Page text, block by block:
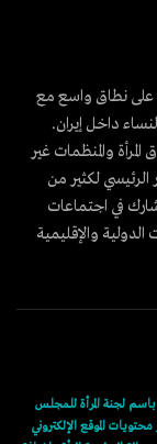
على نطاق واسع مع
داخل إيران.
والمنظمات غير
الرئيسي لكثير من
في اجتماعات
والإقليمية
لجنة المرأة للمجلس
في إعادة نشر محتويات الموقع الإلكتروني